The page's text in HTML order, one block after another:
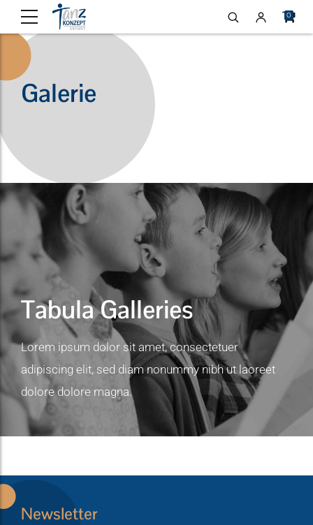
0
Galerie
Tabula Galleries
Lorem ipsum dolor sit amet, consectetuer
adipiscing elit, sed diam nonummy nibh ut laoreet
dolore dolore magna.
Newsletter